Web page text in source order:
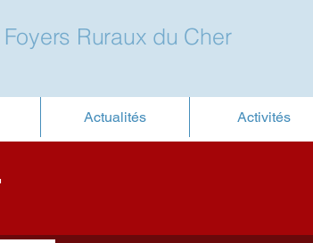
Ruraux du Cher
Actualités Activités